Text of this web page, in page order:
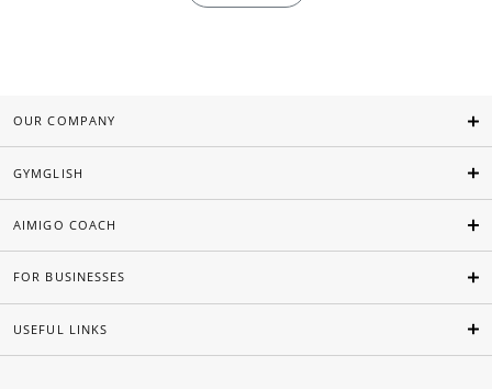
OUR COMPANY
GYMGLISH
AIMIGO COACH
FOR BUSINESSES
USEFUL LINKS